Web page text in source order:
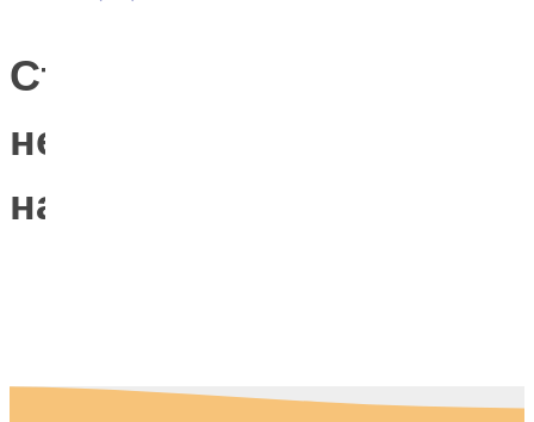
Страница
не
найдена